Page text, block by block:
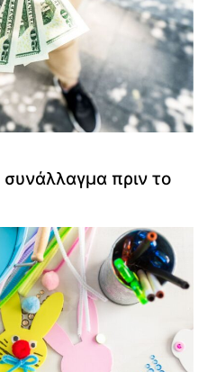
πριν το